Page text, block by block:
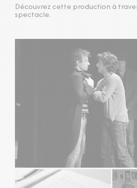
Découvrez cette production à
spectacle.